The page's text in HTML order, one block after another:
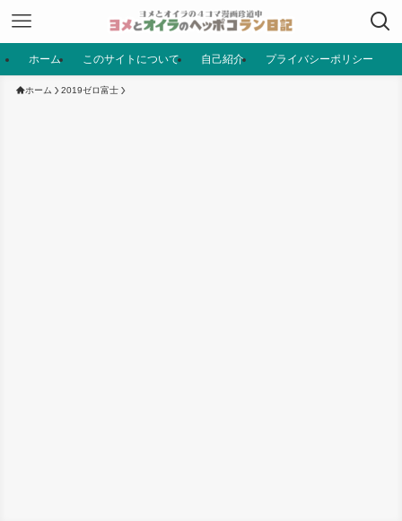
ホーム このサイトについて 自己紹介 プライバシーポリシー
ホーム 2019ゼロ富士